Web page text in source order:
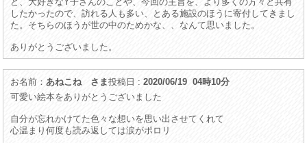
したかったので、訪れる人も多い、とある施設のほうに寄付してきまし
た。そちらのほうが世の中のためかな、、なんて思いました。
ありがとうございました。
お名前：あねこね さま投稿日 :2020/06/19 04時10分
可愛い絵本をありがとうございました
自分が忘れかけてた色々な想いを思い出させてくれて
心温まり何度も読み返しては涙がポロリ